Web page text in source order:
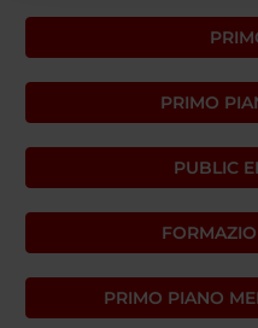
PRIMO
PUBLIC
PRIMO PIANO